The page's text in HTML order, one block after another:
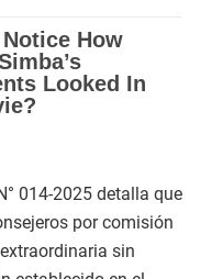
014-2025 detalla que
por comisión
sin